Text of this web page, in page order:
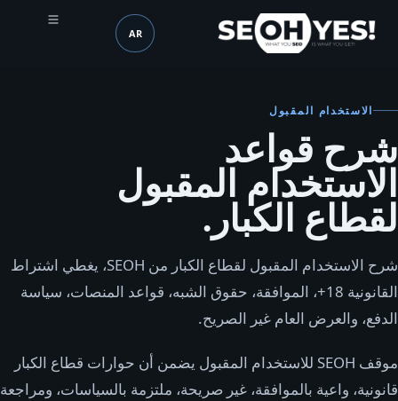
SEOH اللغة (mobile header)
AR
الاستخدام المقبول
شرح قواعد
الاستخدام المقبول
لقطاع الكبار.
شرح الاستخدام المقبول لقطاع الكبار من SEOH، يغطي اشتراط
القانونية 18+، الموافقة، حقوق الشبه، قواعد المنصات، سياسة
الدفع، والعرض العام غير الصريح.
موقف SEOH للاستخدام المقبول يضمن أن حوارات قطاع الكبار
قانونية، واعية بالموافقة، غير صريحة، ملتزمة بالسياسات، ومراجعة